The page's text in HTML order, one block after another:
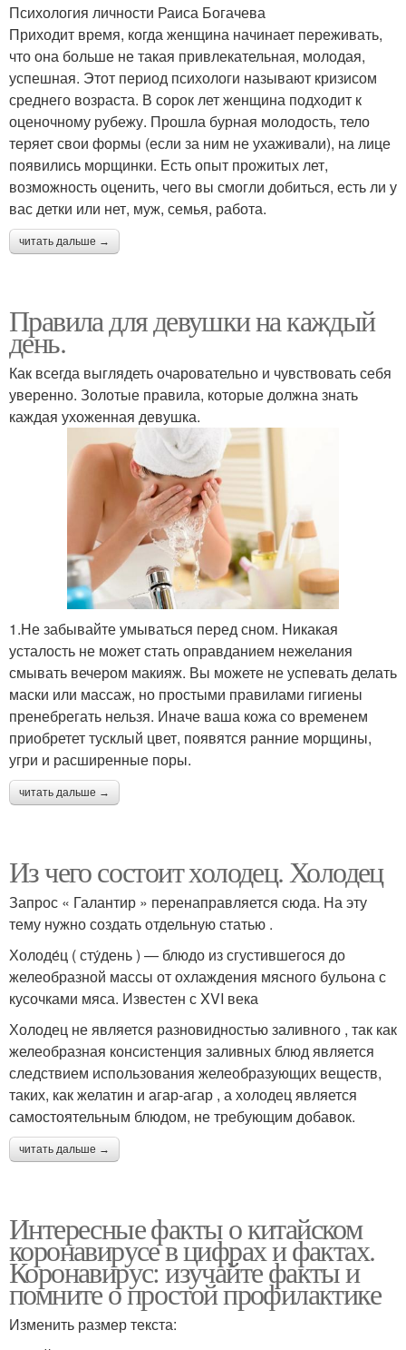
Психология личности Раиса Богачева
Приходит время, когда женщина начинает переживать,
что она больше не такая привлекательная, молодая,
успешная. Этот период психологи называют кризисом
среднего возраста. В сорок лет женщина подходит к
оценочному рубежу. Прошла бурная молодость, тело
теряет свои формы (если за ним не ухаживали), на лице
появились морщинки. Есть опыт прожитых лет,
возможность оценить, чего вы смогли добиться, есть ли у
вас детки или нет, муж, семья, работа.
читать дальше →
Правила для девушки на каждый
день.
Как всегда выглядеть очаровательно и чувствовать себя
уверенно. Золотые правила, которые должна знать
каждая ухоженная девушка.
1.Не забывайте умываться перед сном. Никакая
усталость не может стать оправданием нежелания
смывать вечером макияж. Вы можете не успевать делать
маски или массаж, но простыми правилами гигиены
пренебрегать нельзя. Иначе ваша кожа со временем
приобретет тусклый цвет, появятся ранние морщины,
угри и расширенные поры.
читать дальше →
Из чего состоит холодец. Холодец
Запрос « Галантир » перенаправляется сюда. На эту
тему нужно создать отдельную статью .
Холоде́ц ( сту́день ) — блюдо из сгустившегося до
желеобразной массы от охлаждения мясного бульона с
кусочками мяса. Известен с XVI века
Холодец не является разновидностью заливного , так как
желеобразная консистенция заливных блюд является
следствием использования желеобразующих веществ,
таких, как желатин и агар-агар , а холодец является
самостоятельным блюдом, не требующим добавок.
читать дальше →
Интересные факты о китайском
коронавирусе в цифрах и фактах.
Коронавирус: изучайте факты и
помните о простой профилактике
Изменить размер текста: